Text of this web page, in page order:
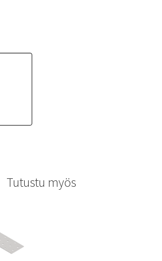
Tutustu myös